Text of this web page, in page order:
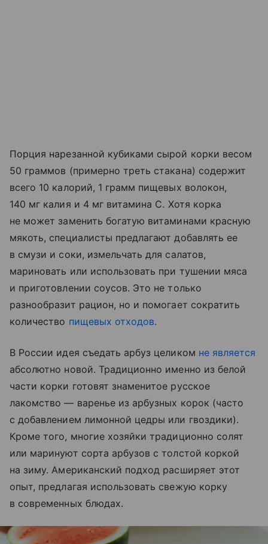
Порция нарезанной кубиками сырой корки весом
50 граммов (примерно треть стакана) содержит
всего 10 калорий, 1 грамм пищевых волокон,
140 мг калия и 4 мг витамина С. Хотя корка
не может заменить богатую витаминами красную
мякоть, специалисты предлагают добавлять ее
в смузи и соки, измельчать для салатов,
мариновать или использовать при тушении мяса
и приготовлении соусов. Это не только
разнообразит рацион, но и помогает сократить
количество пищевых отходов.
В России идея съедать арбуз целиком не является
абсолютно новой. Традиционно именно из белой
части корки готовят знаменитое русское
лакомство — варенье из арбузных корок (часто
с добавлением лимонной цедры или гвоздики).
Кроме того, многие хозяйки традиционно солят
или маринуют сорта арбузов с толстой коркой
на зиму. Американский подход расширяет этот
опыт, предлагая использовать свежую корку
в современных блюдах.